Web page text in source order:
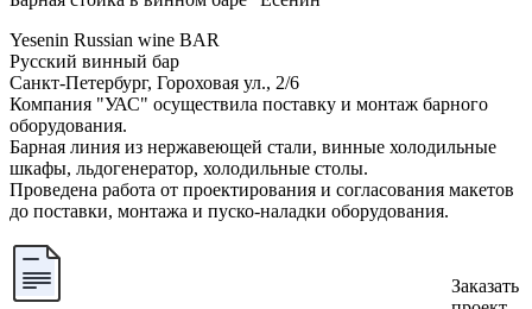
Yesenin Russian wine BAR
Русский винный бар
Санкт-Петербург, Гороховая ул., 2/6
Компания "УАС" осуществила поставку и монтаж барного
оборудования.
Барная линия из нержавеющей стали, винные холодильные
шкафы, льдогенератор, холодильные столы.
Проведена работа от проектирования и согласования макетов
до поставки, монтажа и пуско-наладки оборудования.
Заказать